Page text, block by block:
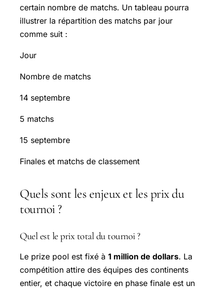
certain nombre de matchs. Un tableau pourra
illustrer la répartition des matchs par jour
comme suit :
Jour
Nombre de matchs
14 septembre
5 matchs
15 septembre
Finales et matchs de classement
Quels sont les enjeux et les prix du
tournoi ?
Quel est le prix total du tournoi ?
Le prize pool est fixé à 1 million de dollars. La
compétition attire des équipes des continents
entier, et chaque victoire en phase finale est un